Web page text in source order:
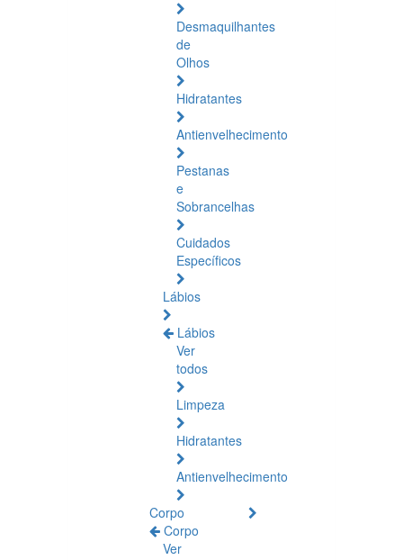
Desmaquilhantes
de
Olhos
Hidratantes
Antienvelhecimento
Pestanas
e
Sobrancelhas
Cuidados
Específicos
Lábios
Lábios
Ver
todos
Limpeza
Hidratantes
Antienvelhecimento
Corpo
Corpo
Ver